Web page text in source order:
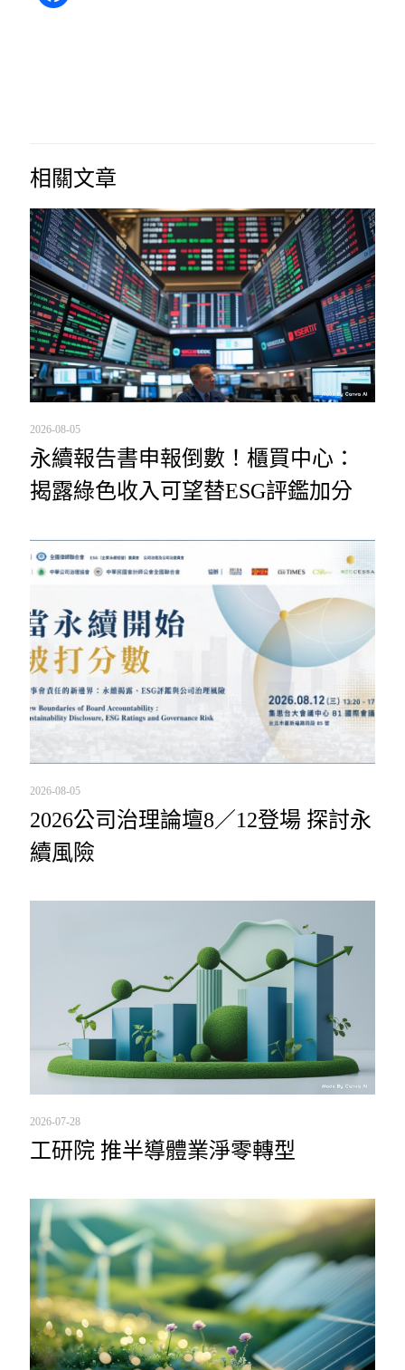
相關文章
2026-08-05
永續報告書申報倒數！櫃買中心：
揭露綠色收入可望替ESG評鑑加分
2026-08-05
2026公司治理論壇8／12登場 探討永
續風險
2026-07-28
工研院 推半導體業淨零轉型